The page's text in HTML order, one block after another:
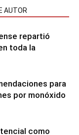
AUTOR
repartió
toda la
para
por monóxido
como